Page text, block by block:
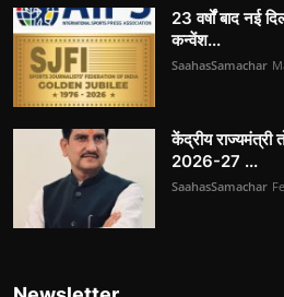
23 वर्षों बाद नई
कन्वेंश...
SaahasSamachar
केंद्रीय
2026-27 ...
SaahasSamachar